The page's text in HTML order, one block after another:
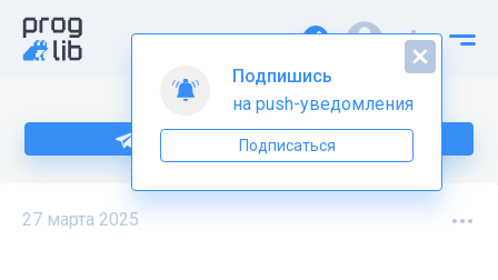
Подпишитесь на нас в Telegram
27 марта 2025
Подпишись
на push-уведомления
Подписаться